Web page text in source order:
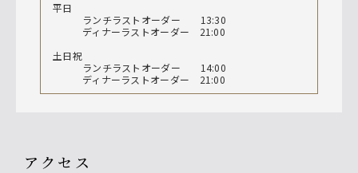
平日
ランチラストオーダー 13:30
ディナーラストオーダー 21:00
土日祝
ランチラストオーダー 14:00
ディナーラストオーダー 21:00
アクセス